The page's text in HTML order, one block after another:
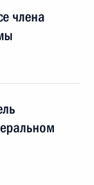
члена